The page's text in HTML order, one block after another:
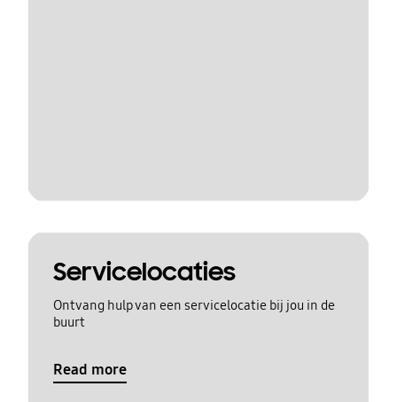
Servicelocaties
Ontvang hulp van een servicelocatie bij jou in de
buurt
Read more